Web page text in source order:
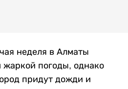
неделя в Алматы
жаркой погоды, однако
придут дожди и